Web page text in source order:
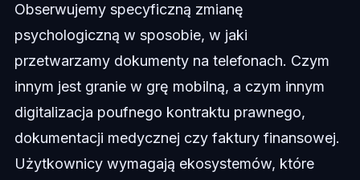
Obserwujemy specyficzną zmianę
psychologiczną w sposobie, w jaki
przetwarzamy dokumenty na telefonach. Czym
innym jest granie w grę mobilną, a czym innym
digitalizacja poufnego kontraktu prawnego,
dokumentacji medycznej czy faktury finansowej.
Użytkownicy wymagają ekosystemów, które